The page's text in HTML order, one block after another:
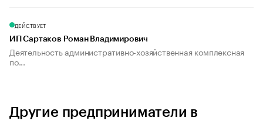
ДЕЙСТВУЕТ
ИП Сартаков Роман Владимирович
Деятельность административно-хозяйственная комплексная
по...
Другие предприниматели в